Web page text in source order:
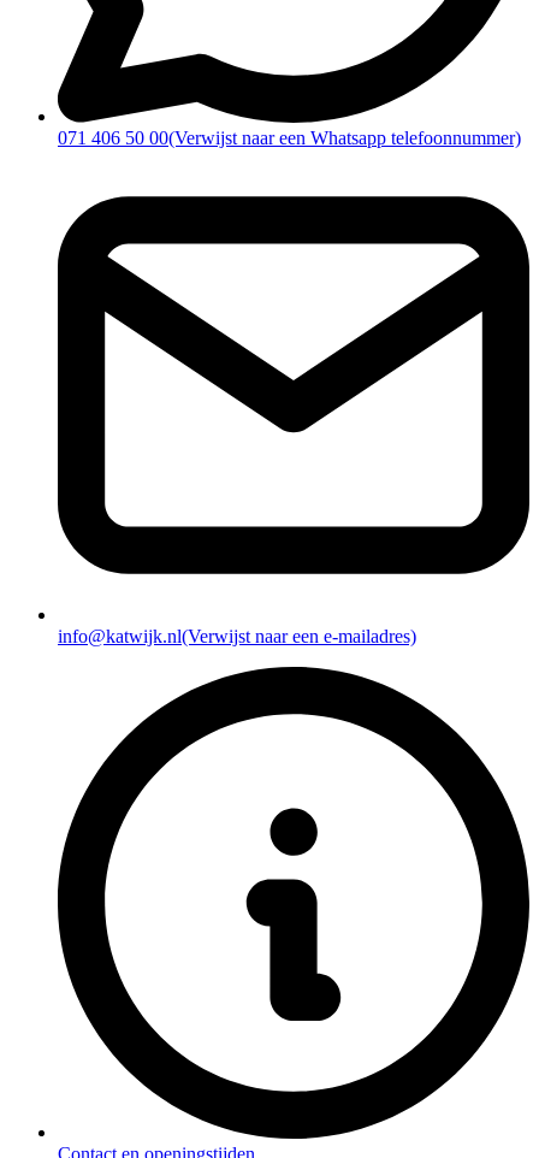
071 406 50 00(Verwijst naar een Whatsapp telefoonnummer)
info@katwijk.nl(Verwijst naar een e-mailadres)